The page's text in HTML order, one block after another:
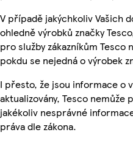
V případě jakýchkoliv Vašich
ohledně výrobků značky
pro služby zákazníkům Tesco
pokdu se nejedná o výrobek
I přesto, že jsou informace o
aktualizovány, Tesco
jakékoliv nesprávné
práva dle zákona.